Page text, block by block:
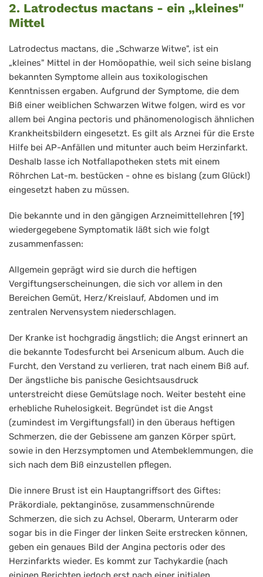
2. Latrodectus mactans - ein „kleines"
Mittel
Latrodectus mactans, die „Schwarze Witwe", ist ein
„kleines" Mittel in der Homöopathie, weil sich seine bislang
bekannten Symptome allein aus toxikologischen
Kenntnissen ergaben. Aufgrund der Symptome, die dem
Biß einer weiblichen Schwarzen Witwe folgen, wird es vor
allem bei Angina pectoris und phänomenologisch ähnlichen
Krankheitsbildern eingesetzt. Es gilt als Arznei für die Erste
Hilfe bei AP-Anfällen und mitunter auch beim Herzinfarkt.
Deshalb lasse ich Notfallapotheken stets mit einem
Röhrchen Lat-m. bestücken - ohne es bislang (zum Glück!)
eingesetzt haben zu müssen.
Die bekannte und in den gängigen Arzneimittellehren [19]
wiedergegebene Symptomatik läßt sich wie folgt
zusammenfassen:
Allgemein geprägt wird sie durch die heftigen
Vergiftungserscheinungen, die sich vor allem in den
Bereichen Gemüt, Herz/Kreislauf, Abdomen und im
zentralen Nervensystem niederschlagen.
Der Kranke ist hochgradig ängstlich; die Angst erinnert an
die bekannte Todesfurcht bei Arsenicum album. Auch die
Furcht, den Verstand zu verlieren, trat nach einem Biß auf.
Der ängstliche bis panische Gesichtsausdruck
unterstreicht diese Gemütslage noch. Weiter besteht eine
erhebliche Ruhelosigkeit. Begründet ist die Angst
(zumindest im Vergiftungsfall) in den überaus heftigen
Schmerzen, die der Gebissene am ganzen Körper spürt,
sowie in den Herzsymptomen und Atembeklemmungen, die
sich nach dem Biß einzustellen pflegen.
Die innere Brust ist ein Hauptangriffsort des Giftes:
Präkordiale, pektanginöse, zusammenschnürende
Schmerzen, die sich zu Achsel, Oberarm, Unterarm oder
sogar bis in die Finger der linken Seite erstrecken können,
geben ein genaues Bild der Angina pectoris oder des
Herzinfarkts wieder. Es kommt zur Tachykardie (nach